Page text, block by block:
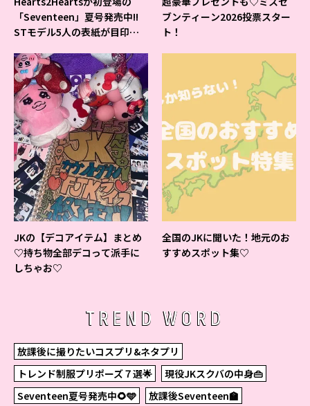
「Seventeen」夏号発売中!!
STモデル5人の表紙が目印だ
ブンティーン2026投票スター
ト！
JKの【デコアイテム】まとめ
♡持ち物全部デコって派手に
しちゃお♡
全国のJKに聞いた！地元のお
すすめスポット集♡
TREND WORD
放課後に撮りたいコスプリ&ネタプリ
トレンド制服プリポーズ７選🌟
現役JKスクバの中身👜
Seventeen夏号発売中🌻🩵
放課後Seventeen🏫